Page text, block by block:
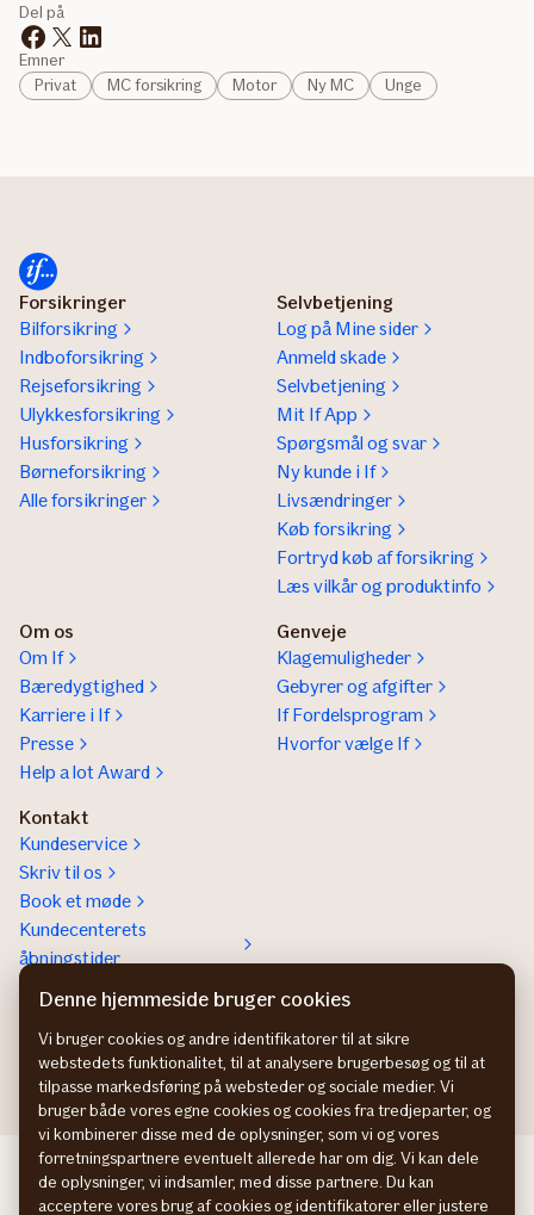
Del på
Emner
Privat
MC forsikring Motor Ny MC Unge
Forsikringer
Bilforsikring
Indboforsikring
Rejseforsikring
Ulykkesforsikring
Husforsikring
Børneforsikring
Alle forsikringer
Selvbetjening
Log på Mine sider
Anmeld skade
Selvbetjening
Mit If App
Spørgsmål og svar
Ny kunde i If
Livsændringer
Køb forsikring
Fortryd køb af forsikring
Læs vilkår og produktinfo
Om os
Om If
Bæredygtighed
Karriere i If
Presse
Help a lot Award
Genveje
Klagemuligheder
Gebyrer og afgifter
If Fordelsprogram
Hvorfor vælge If
Kontakt
Kundeservice
Skriv til os
Book et møde
Kundecenterets
åbningstider
Kontakt os om
Erhvervsforsikringer
In English
If Skadeförsäkring SE
If Skadeforsikring NO
Denne hjemmeside bruger cookies
Vi bruger cookies og andre identifikatorer til at sikre
webstedets funktionalitet, til at analysere brugerbesøg og til at
tilpasse markedsføring på websteder og sociale medier. Vi
bruger både vores egne cookies og cookies fra tredjeparter, og
vi kombinerer disse med de oplysninger, som vi og vores
forretningspartnere eventuelt allerede har om dig. Vi kan dele
de oplysninger, vi indsamler, med disse partnere. Du kan
acceptere vores brug af cookies og identifikatorer eller justere